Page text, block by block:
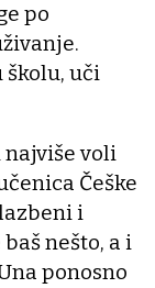
po
školu, uči
najviše voli
Češke
i
nešto, a i
ponosno